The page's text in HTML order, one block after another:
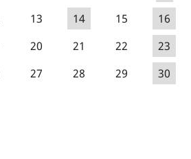
13 14 15
16
20 21 22
23
27 28 29
30